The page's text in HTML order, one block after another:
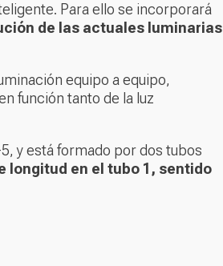
Para ello se incorporará
de las actuales luminarias
equipo a equipo,
función tanto de la luz
y está formado por dos tubos
longitud en el tubo 1, sentido